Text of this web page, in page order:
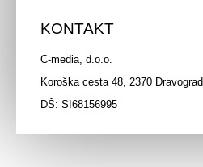
KONTAKT
C-media, d.o.o.
Koroška cesta 48, 2370 Dravograd
DŠ: SI68156995